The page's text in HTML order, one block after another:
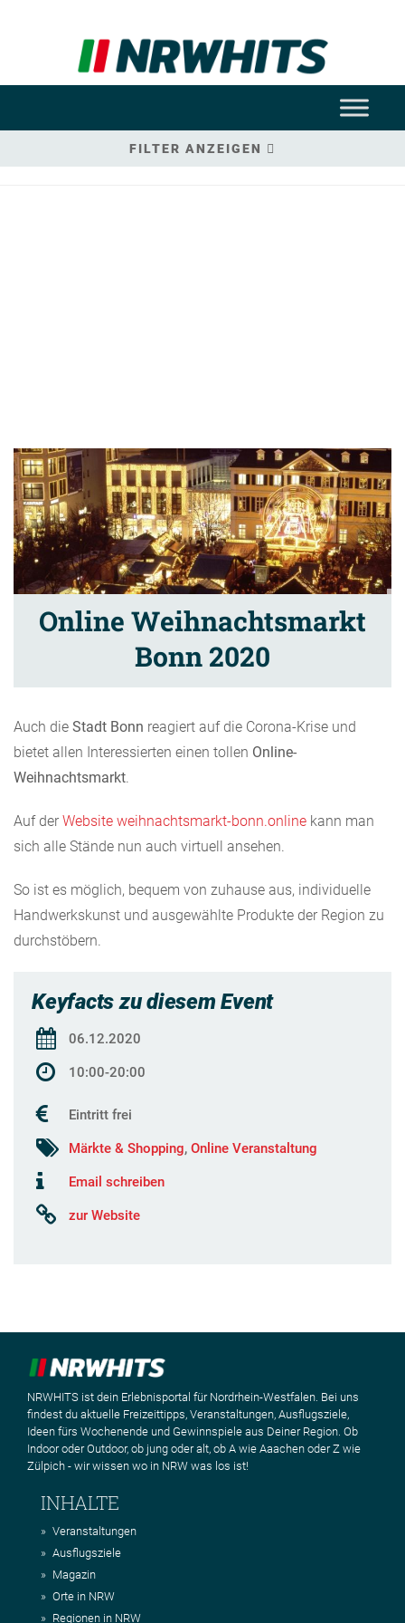
FILTER ANZEIGEN
Online Weihnachtsmarkt
Bonn 2020
Auch die Stadt Bonn reagiert auf die Corona-Krise und
bietet allen Interessierten einen tollen Online-
Weihnachtsmarkt
Auf der Website weihnachtsmarkt-bonn.online kann man
sich alle Stände nun auch virtuell ansehen.
So ist es möglich, bequem von zuhause aus, individuelle
Handwerkskunst und ausgewählte Produkte der Region zu
durchstöbern.
Keyfacts zu diesem Event
06.12.2020
10:00-20:00
Eintritt frei
Märkte & Shopping, Online Veranstaltung
Email schreiben
zur Website
NRWHITS ist dein Erlebnisportal für Nordrhein-Westfalen. Bei uns
findest du aktuelle Freizeittipps, Veranstaltungen, Ausflugsziele,
Ideen fürs Wochenende und Gewinnspiele aus Deiner Region. Ob
Indoor oder Outdoor, ob jung oder alt, ob A wie Aaachen oder Z wie
Zülpich - wir wissen wo in NRW was los ist!
INHALTE
Veranstaltungen
Ausflugsziele
Magazin
Orte in NRW
Regionen in NRW